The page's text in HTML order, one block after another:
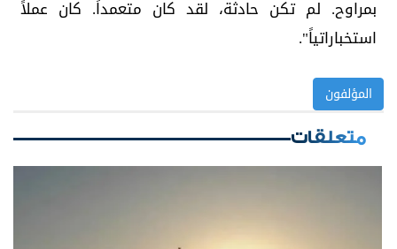
بمراوح. لم تكن حادثة، لقد كان متعمداً. كان عملاً
استخباراتياً".
المؤلفون
متعلقات